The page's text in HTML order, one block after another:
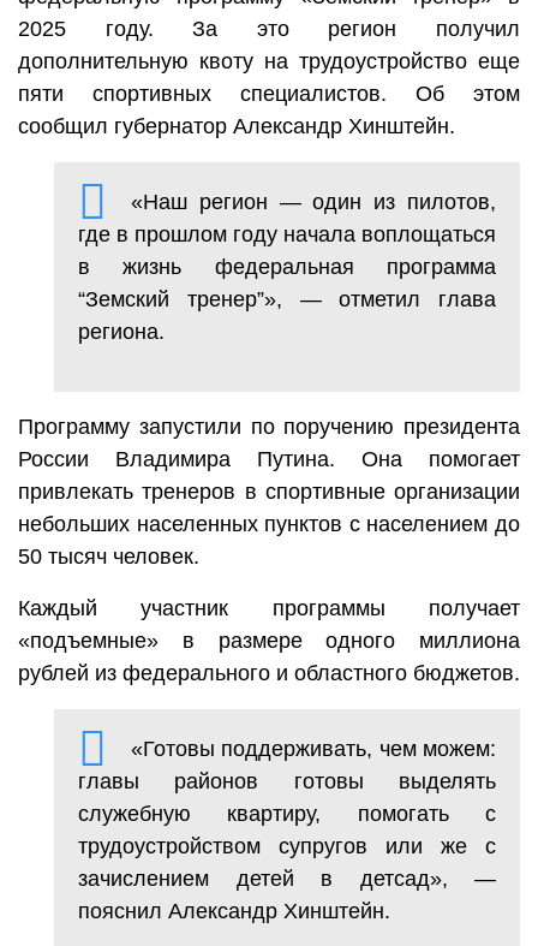
2025 году. За это регион получил
дополнительную квоту на трудоустройство еще
пяти спортивных специалистов. Об этом
сообщил губернатор Александр Хинштейн.
«Наш регион — один из пилотов,
где в прошлом году начала воплощаться
в жизнь федеральная программа
“Земский тренер”», — отметил глава
региона.
Программу запустили по поручению президента
России Владимира Путина. Она помогает
привлекать тренеров в спортивные организации
небольших населенных пунктов с населением до
50 тысяч человек.
Каждый участник программы получает
«подъемные» в размере одного миллиона
рублей из федерального и областного бюджетов.
«Готовы поддерживать, чем можем:
главы районов готовы выделять
служебную квартиру, помогать с
трудоустройством супругов или же с
зачислением детей в детсад», —
пояснил Александр Хинштейн.